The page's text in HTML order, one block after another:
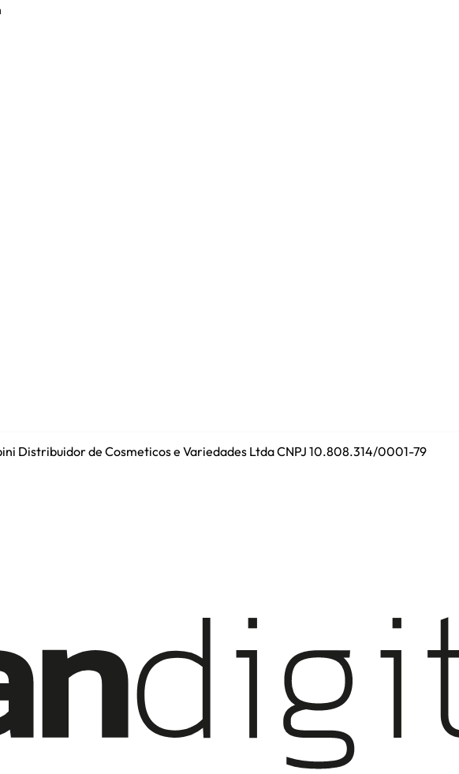
Distribuidor de Cosmeticos e Variedades Ltda CNPJ 10.808.314/0001-79